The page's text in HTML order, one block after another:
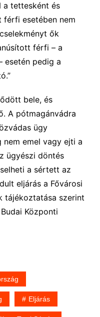
a tettesként és
férfi esetében nem
ők
férfi – a
esetén pedig a
bele, és
A pótmagánvádra
ügy
nem emel vagy ejti a
ügyészi döntés
a sértett az
eljárás a Fővárosi
tájékoztatása szerint
Központi
Eljárás